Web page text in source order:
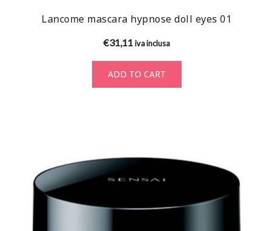
Lancome mascara hypnose doll eyes 01
€31,11iva inclusa
ADD TO CART